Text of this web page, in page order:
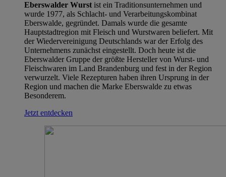
Eberswalder Wurst ist ein Traditionsunternehmen und
wurde 1977, als Schlacht- und Verarbeitungskombinat
Eberswalde, gegründet. Damals wurde die gesamte
Hauptstadtregion mit Fleisch und Wurstwaren beliefert. Mit
der Wiedervereinigung Deutschlands war der Erfolg des
Unternehmens zunächst eingestellt. Doch heute ist die
Eberswalder Gruppe der größte Hersteller von Wurst- und
Fleischwaren im Land Brandenburg und fest in der Region
verwurzelt. Viele Rezepturen haben ihren Ursprung in der
Region und machen die Marke Eberswalde zu etwas
Besonderem.
Jetzt entdecken